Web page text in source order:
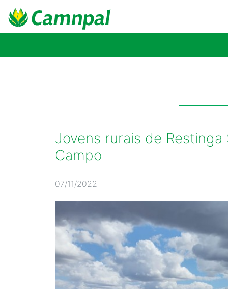
Jovens rurais de
Campo
07/11/2022